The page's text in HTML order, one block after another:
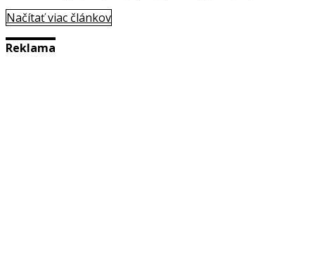
Načítať viac článkov
Reklama